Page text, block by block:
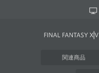
関連商品